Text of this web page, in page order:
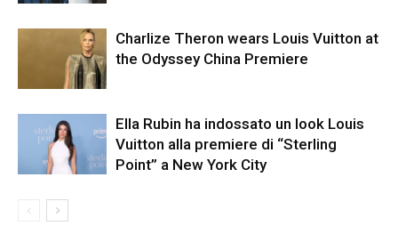
Charlize Theron wears Louis Vuitton at
the Odyssey China Premiere
Ella Rubin ha indossato un look Louis
Vuitton alla premiere di “Sterling
Point” a New York City